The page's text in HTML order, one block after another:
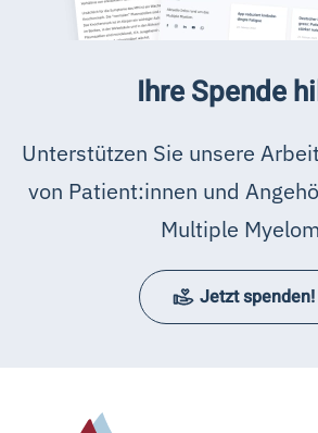
Ihre Spende
Unterstützen Sie unsere
von Patient:innen und
Multiple
Jetzt spenden!